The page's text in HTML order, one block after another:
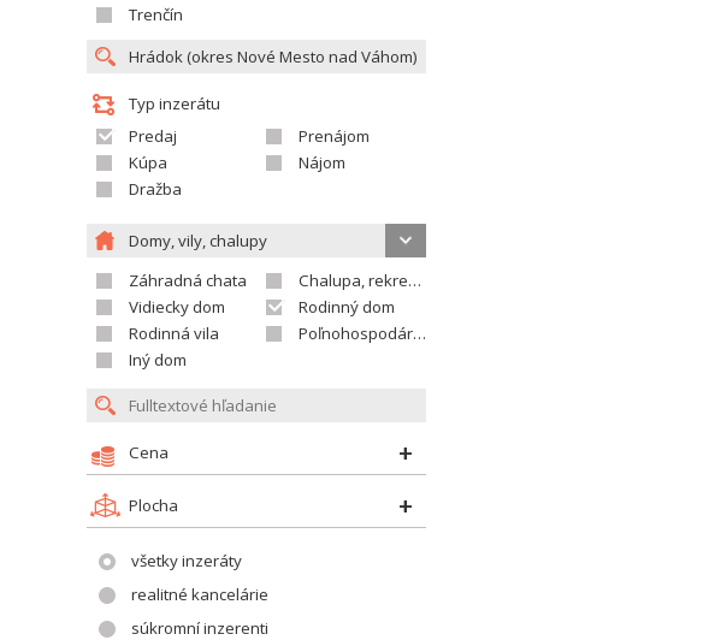
Trenčín
Typ inzerátu
Predaj
Prenájom
Kúpa
Nájom
Dražba
Domy, vily, chalupy
Záhradná chata
Chalupa, rekreačný domček
Vidiecky dom
Rodinný dom
Rodinná vila
Poľnohospodárska usadlosť
Iný dom
Cena
Plocha
všetky inzeráty
realitné kancelárie
súkromní inzerenti